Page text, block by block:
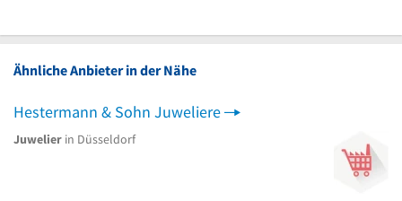
Ähnliche Anbieter in der Nähe
Hestermann & Sohn Juweliere
Juwelier in Düsseldorf